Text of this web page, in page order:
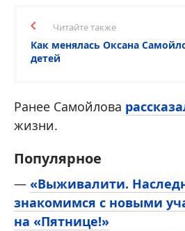
Читайте также
Как менялась Оксана
детей
Ранее Самойлова
жизни.
Популярное
— «Выживалити.
знакомимся с новыми
на «Пятнице!»